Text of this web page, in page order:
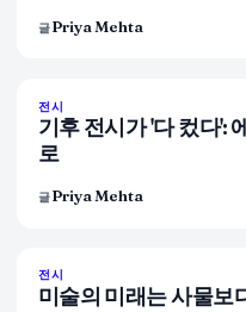
글Priya Mehta
전시
기후 전시가 '다 컸다':
로
글Priya Mehta
전시
미술의 미래는 사물보